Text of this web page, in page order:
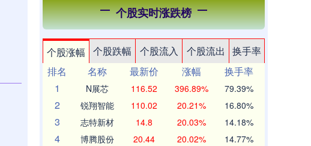
个股实时涨跌榜
个股涨幅 个股跌幅 个股流入 个股流出
换手率
排名
名称 最新价 涨幅
换手率
1
N展芯 116.52 396.89% 79.39%
2 锐翔智能 110.02 20.21% 16.80%
3 志特新材 14.8 20.03% 14.18%
4 博腾股份 20.44 20.02% 14.77%